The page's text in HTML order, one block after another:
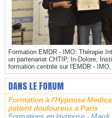
Formation EMDR - IMO: Thérapie
un partenariat CHTIP, In-Dolore,
formation centrée sur l'EMDR -
DANS LE FORUM
Formation à l’Hypnose
patient douloureux à Paris
Formations en Hypnose - Mardi